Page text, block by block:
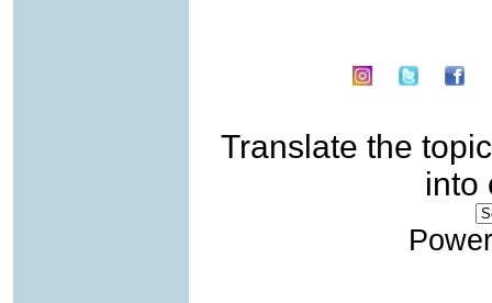
Translate the topic
into